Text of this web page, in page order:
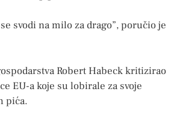
svodi na milo za drago”, poručio je
Robert Habeck kritizirao
EU-a koje su lobirale za svoje
pića.